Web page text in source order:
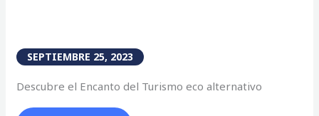
SEPTIEMBRE 25, 2023
Descubre el Encanto del Turismo eco alternativo